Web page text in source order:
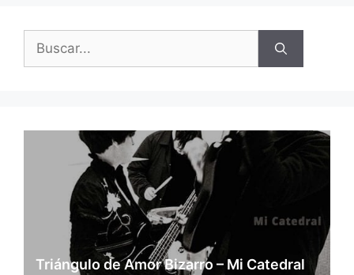
Buscar:
Triángulo de Amor Bizarro – Mi Catedral